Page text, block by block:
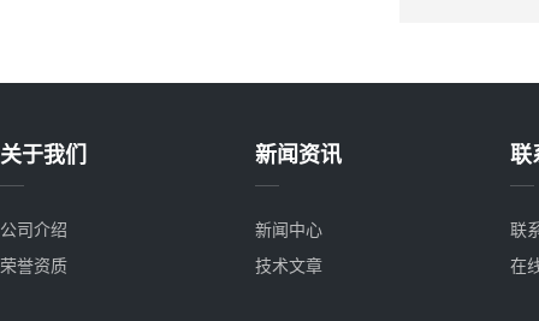
关于我们
公司介绍
荣誉资质
新闻资讯
新闻中心
技术文章
联
联
在